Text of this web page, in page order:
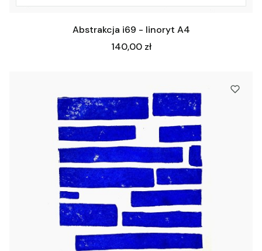
Abstrakcja i69 - linoryt A4
Cena
140,00 zł